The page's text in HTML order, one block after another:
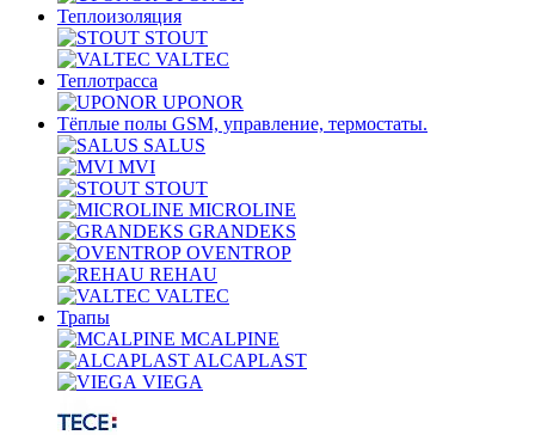
Теплоизоляция
STOUT
VALTEC
Теплотрасса
UPONOR
Тёплые полы GSM, управление, термостаты.
SALUS
MVI
STOUT
MICROLINE
GRANDEKS
OVENTROP
REHAU
VALTEC
Трапы
MCALPINE
ALCAPLAST
VIEGA